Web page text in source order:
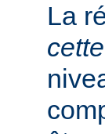
La